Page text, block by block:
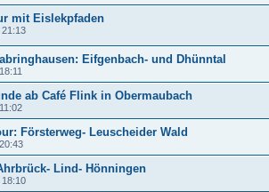
mit Eislekpfaden
21:13
Eifgenbach- und Dhünntal
ab Café Flink in Obermaubach
Försterweg- Leuscheider Wald
Lind- Hönningen
18:10